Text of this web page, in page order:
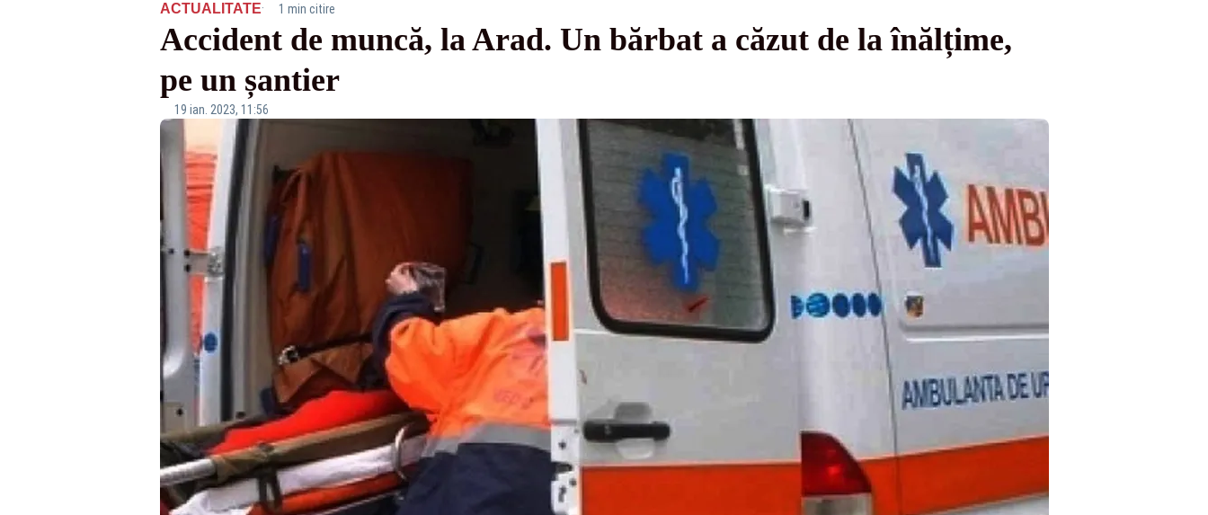
ACTUALITATE· 1 min citire
Accident de muncă, la Arad. Un bărbat a căzut de la înălțime,
pe un șantier
19 ian. 2023, 11:56